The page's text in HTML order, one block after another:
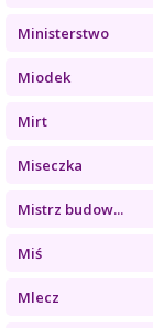
Ministerstwo
Miodek
Mirt
Miseczka
Mistrz budow...
Miś
Mlecz